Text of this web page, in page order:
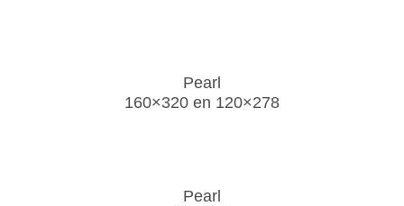
Pearl
160×320 en 120×278
Pearl